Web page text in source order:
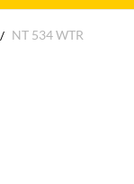
NT 534 WTR